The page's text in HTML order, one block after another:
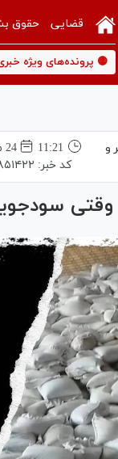
قضایی حقوق
🟡 پرونده‌های ویژه
و
11:21
24 مرداد 1404
کد خبر:
وقتی